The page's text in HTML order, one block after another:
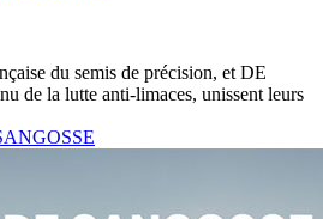
du semis de précision, et DE
de la lutte anti-limaces, unissent leurs